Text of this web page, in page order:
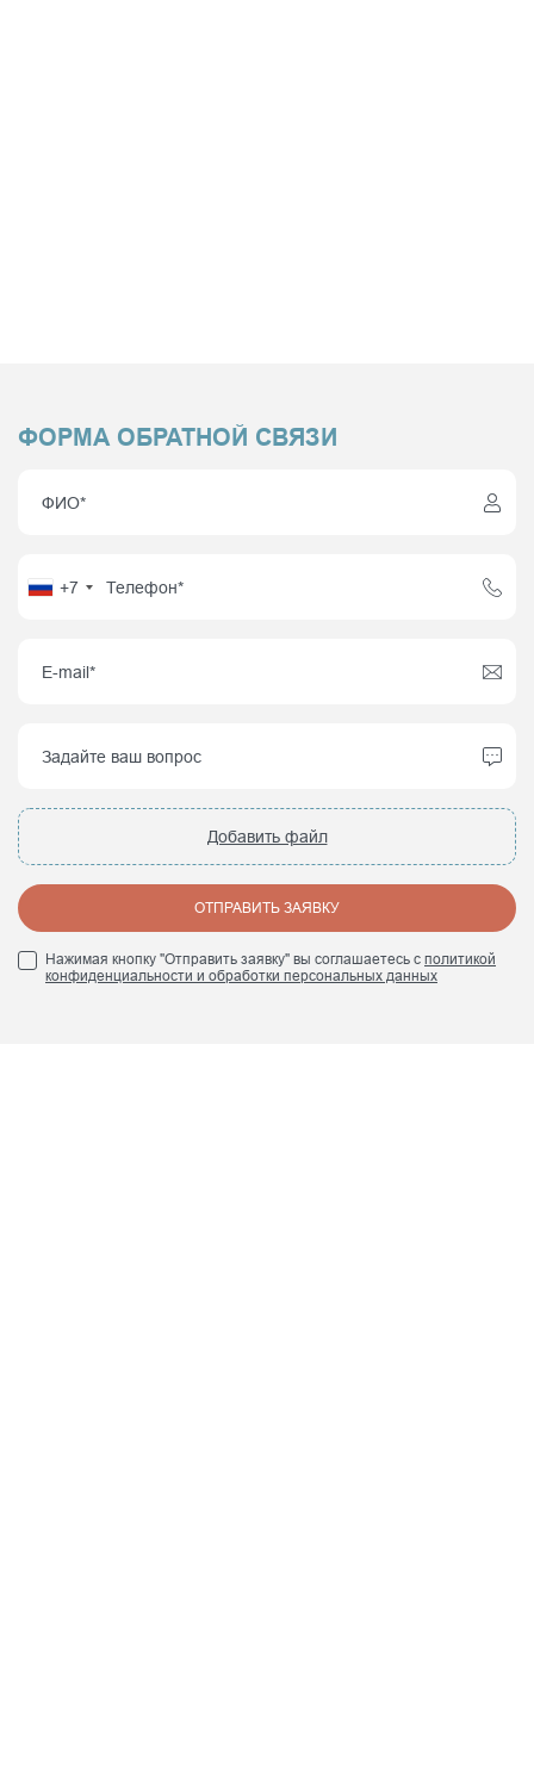
ФОРМА ОБРАТНОЙ СВЯЗИ
+7
Добавить файл
ОТПРАВИТЬ ЗАЯВКУ
Нажимая кнопку "Отправить заявку" вы соглашаетесь с политикой
конфиденциальности и обработки персональных данных